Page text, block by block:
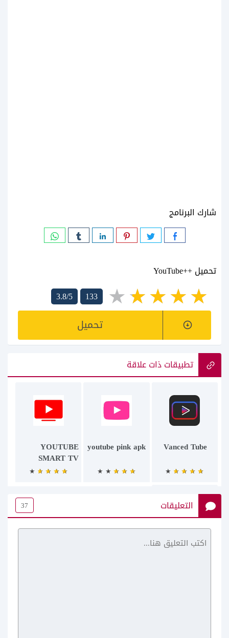
شارك البرنامج
تحميل ++YouTube
3.8/5
133
تحميل
تطبيقات ذات علاقة
Vanced Tube
youtube pink apk
YOUTUBE
SMART TV
يوتيوب بلس ++
التعليقات 37